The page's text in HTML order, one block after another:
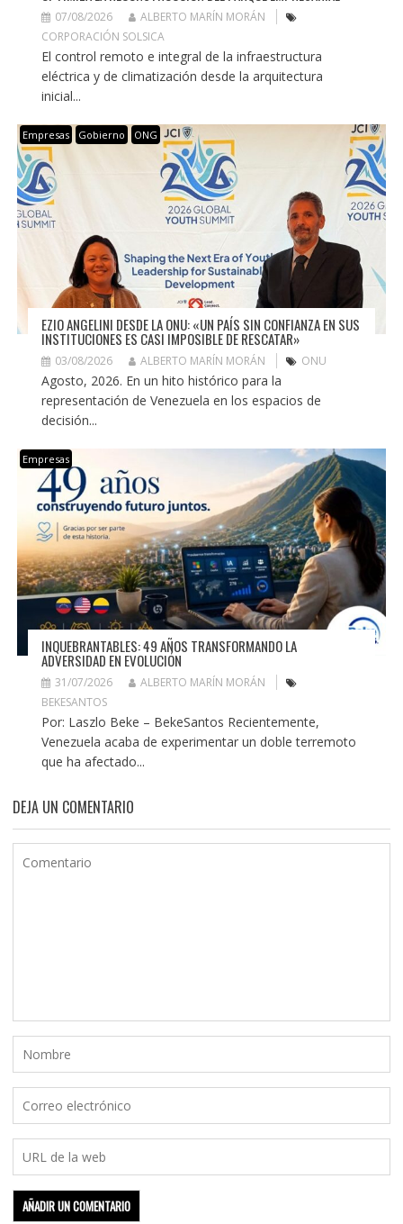
07/08/2026
ALBERTO MARÍN MORÁN
CORPORACIÓN SOLSICA
El control remoto e integral de la infraestructura
eléctrica y de climatización desde la arquitectura
inicial...
Empresas Gobierno ONG
EZIO ANGELINI DESDE LA ONU: «UN PAÍS SIN CONFIANZA EN SUS
INSTITUCIONES ES CASI IMPOSIBLE DE RESCATAR»
03/08/2026 ALBERTO MARÍN MORÁN ONU
Agosto, 2026. En un hito histórico para la
representación de Venezuela en los espacios de
decisión...
Empresas
INQUEBRANTABLES: 49 AÑOS TRANSFORMANDO LA
ADVERSIDAD EN EVOLUCIÓN
31/07/2026
ALBERTO MARÍN MORÁN
BEKESANTOS
Por: Laszlo Beke – BekeSantos Recientemente,
Venezuela acaba de experimentar un doble terremoto
que ha afectado...
DEJA UN COMENTARIO